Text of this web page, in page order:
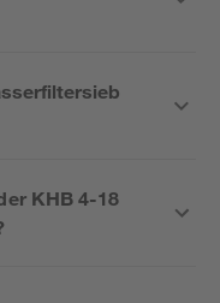
KHB 4-18